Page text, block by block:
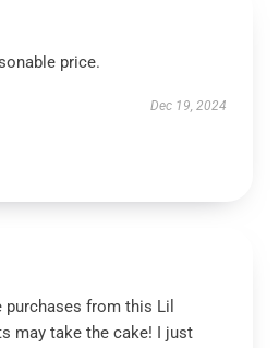
price.
Dec 19, 2024
from this Lil
may take the cake! I just